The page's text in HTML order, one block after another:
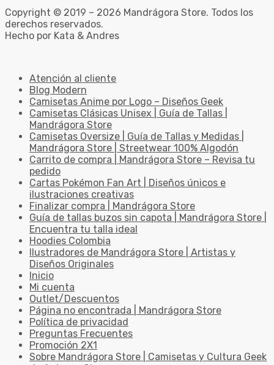
Copyright © 2019 – 2026 Mandrágora Store. Todos los
derechos reservados.
Hecho por Kata & Andres
Atención al cliente
Blog Modern
Camisetas Anime por Logo – Diseños Geek
Camisetas Clásicas Unisex | Guía de Tallas |
Mandrágora Store
Camisetas Oversize | Guía de Tallas y Medidas |
Mandrágora Store | Streetwear 100% Algodón
Carrito de compra | Mandrágora Store – Revisa tu
pedido
Cartas Pokémon Fan Art | Diseños únicos e
ilustraciones creativas
Finalizar compra | Mandrágora Store
Guía de tallas buzos sin capota | Mandrágora Store |
Encuentra tu talla ideal
Hoodies Colombia
Ilustradores de Mandrágora Store | Artistas y
Diseños Originales
Inicio
Mi cuenta
Outlet/Descuentos
Página no encontrada | Mandrágora Store
Política de privacidad
Preguntas Frecuentes
Promoción 2X1
Sobre Mandrágora Store | Camisetas y Cultura Geek